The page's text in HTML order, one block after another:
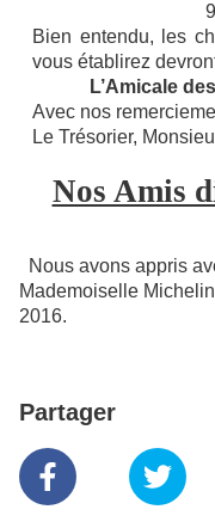
Bien entendu, les
vous établirez
L’Amicale
Avec nos
Le Trésorier,
Nos Amis
Nous avons appris
Mademoiselle
2016.
Partager